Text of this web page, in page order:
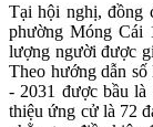
Tại hội nghị, đồng
phường Móng Cái
lượng người được
Theo hướng dẫn
- 2031 được bầu
thiệu ứng cử là 72